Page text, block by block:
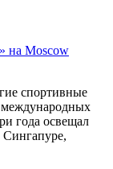
Moscow
спортивные
международных
года освещал